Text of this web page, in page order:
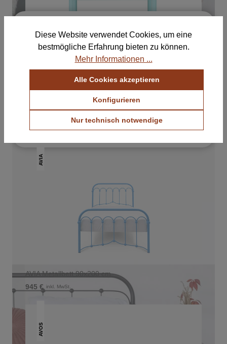
AVIA
AVIA Metallbett 90x200 cm
945 € inkl. MwSt.
AVOS
×
Kostenlose Muster für deine
Auswahl
Bestelle bis zu 5 Farb- und Stoffmustern und
finde die perfekte Kombination für dein Zuhause.
Farbmuster ansehen
Stoffmuster ansehen
Kostenlos & unverbindlich
Diese Website verwendet Cookies, um eine
bestmögliche Erfahrung bieten zu können.
Mehr Informationen ...
Nur technisch notwendige
Konfigurieren
Alle Cookies akzeptieren